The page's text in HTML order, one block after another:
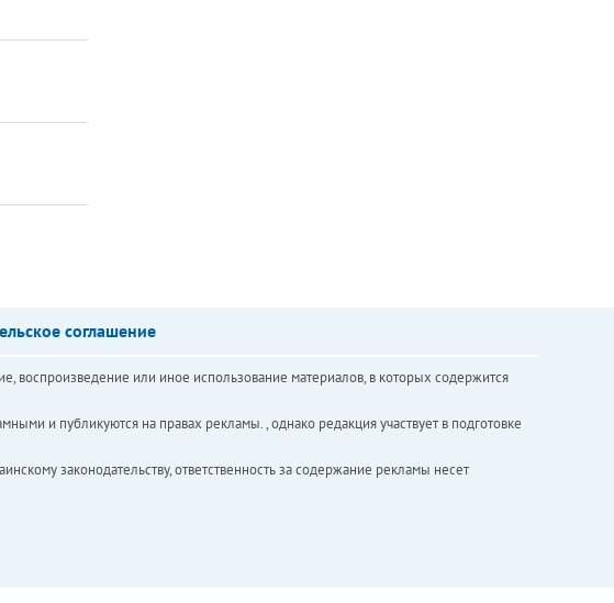
соглашение
воспроизведение или иное использование материалов, в которых содержится
и публикуются на правах рекламы. , однако редакция участвует в подготовке
законодательству, ответственность за содержание рекламы несет